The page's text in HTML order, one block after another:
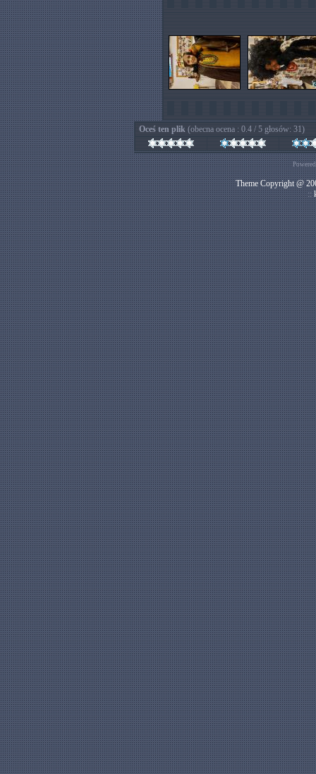
Oceś ten plik (obecna ocena : 0.4 / 5 głosów: 31)
Theme Copyright @
::